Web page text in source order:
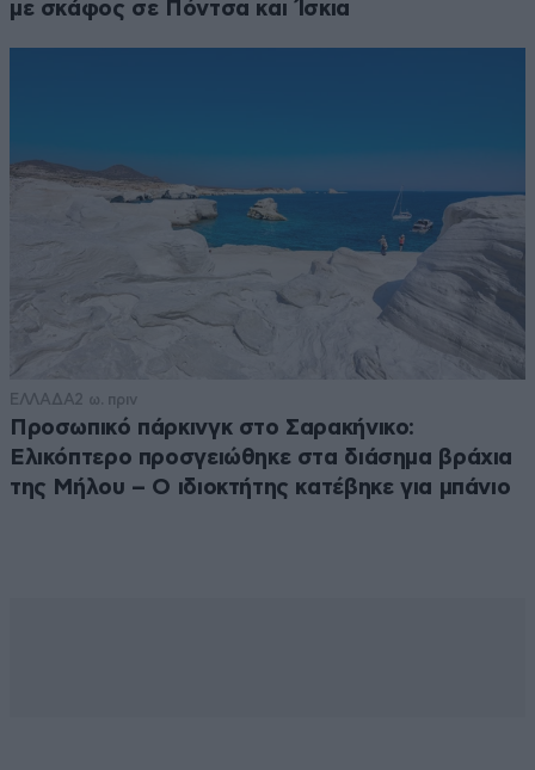
με σκάφος σε Πόντσα και Ίσκια
ΕΛΛΑΔΑ2 ω. πριν
Προσωπικό πάρκινγκ στο Σαρακήνικο:
Ελικόπτερο προσγειώθηκε στα διάσημα βράχια
της Μήλου – Ο ιδιοκτήτης κατέβηκε για μπάνιο